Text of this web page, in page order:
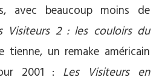
avec beaucoup moins de
Visiteurs 2 : les couloirs du
tienne, un remake américain
2001 : Les Visiteurs en